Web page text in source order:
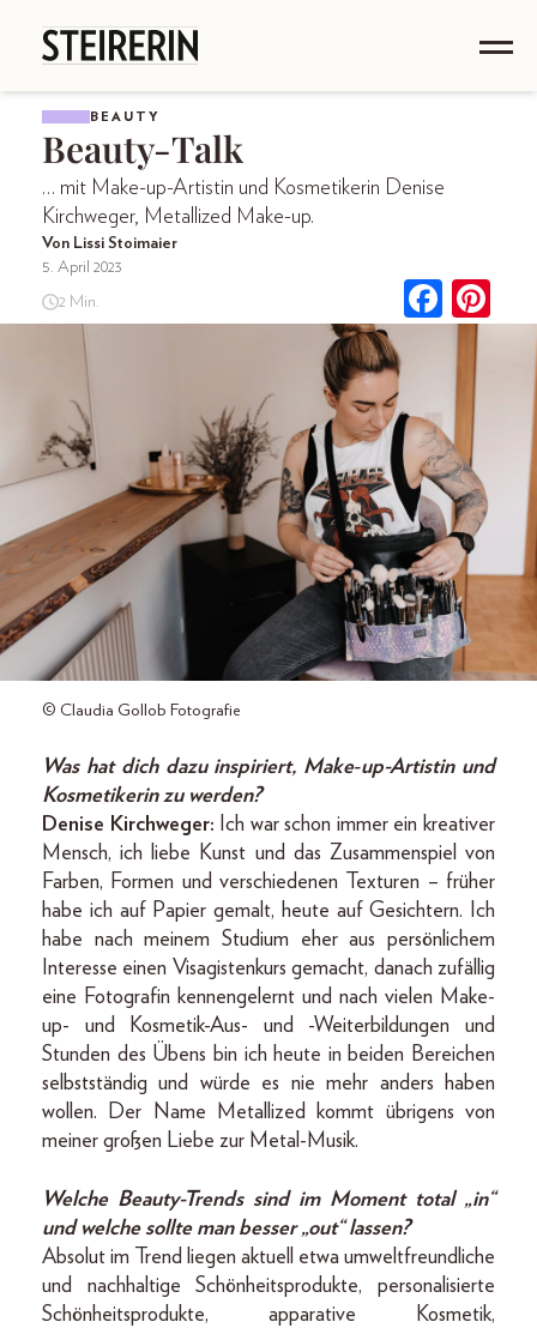
BEAUTY
Beauty-Talk
… mit Make-up-Artistin und Kosmetikerin Denise
Kirchweger, Metallized Make-­up.
Von Lissi Stoimaier
5. April 2023
2 Min.
© Claudia Gollob Fotografie
Was hat dich dazu inspiriert, Make‑up-­Artistin und
Kosmetikerin zu werden?
Denise Kirchweger: Ich war schon immer ein kreativer
Mensch, ich liebe Kunst und das Zusammenspiel von
Farben, Formen und verschiedenen Texturen – früher
habe ich auf Papier gemalt, heute auf Gesichtern. Ich
habe nach meinem Studium eher aus persönlichem
Interesse einen Visagistenkurs gemacht, danach zufällig
eine Fotografin kennengelernt und nach vielen Make-
up- und Kosmetik-Aus- und -Weiterbildungen und
Stunden des Übens bin ich heute in beiden Bereichen
selbstständig und würde es nie mehr anders haben
wollen. Der Name Metallized kommt übrigens von
meiner großen Liebe zur Metal-Musik.
Welche Beauty-Trends sind im Moment total „in“
und welche sollte man besser „out“ lassen?
Absolut im Trend liegen aktuell etwa umweltfreundliche
und nachhaltige Schönheitsprodukte, personalisierte
Schönheitsprodukte, apparative Kosmetik,